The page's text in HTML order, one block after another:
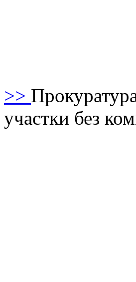
>>
участки без